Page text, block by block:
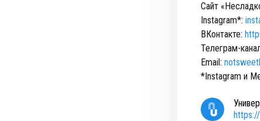
Сайт
Instagram*:
ВКонтакте:
Телеграм-
Email:
*Instagram и